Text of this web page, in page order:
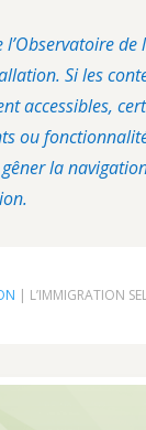
de
Si les
accessibles,
ou
la
| L’IMMIGRATION